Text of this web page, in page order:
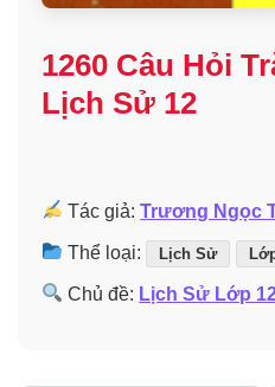
1260 Câu Hỏi
Lịch Sử 12
Tác giả:Trương Ngọc
Thể loại: Lịch Sử
Chủ đề: Lịch Sử Lớp